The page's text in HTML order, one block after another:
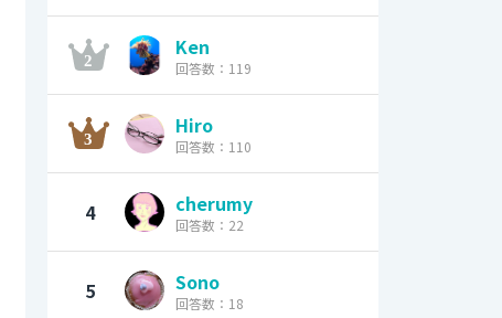
Ken
回答数：119
Hiro
回答数：110
4 cherumy
回答数：22
5 Sono
回答数：18